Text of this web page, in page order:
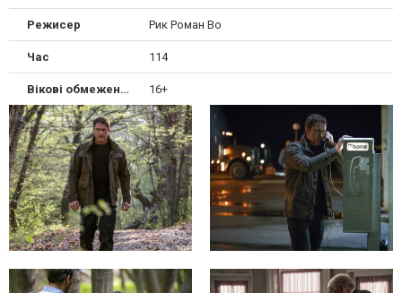
Режисер Рик Роман Во
Час 114
Вікові обмеження 16+